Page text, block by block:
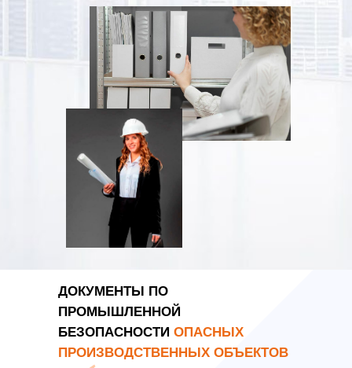
ДОКУМЕНТЫ ПО
ПРОМЫШЛЕННОЙ
БЕЗОПАСНОСТИ ОПАСНЫХ
ПРОИЗВОДСТВЕННЫХ ОБЪЕКТОВ